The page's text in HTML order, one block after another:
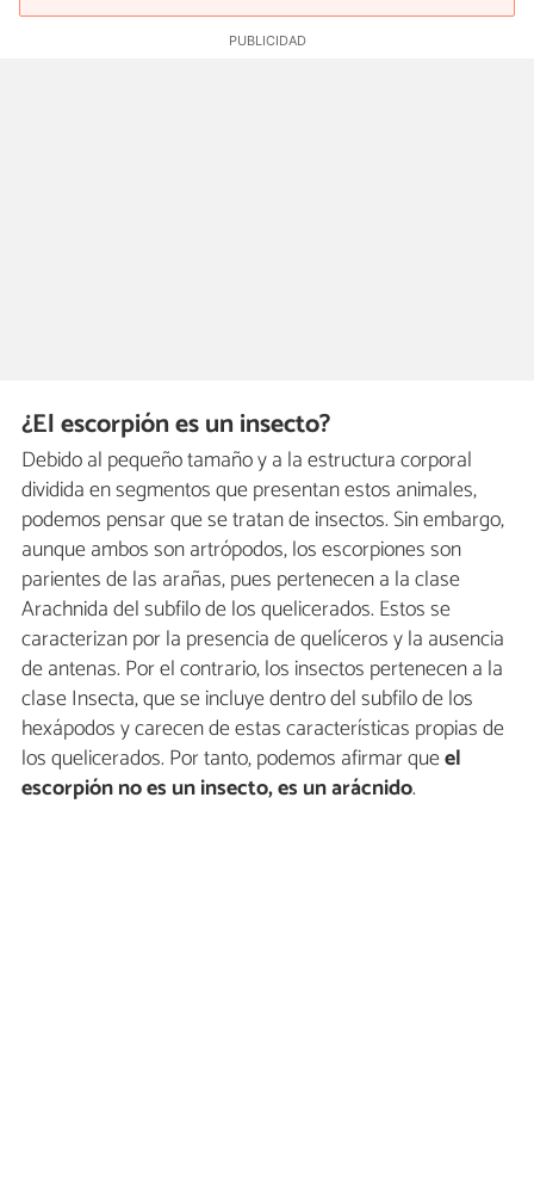
¿El escorpión es un insecto?
Debido al pequeño tamaño y a la estructura corporal
dividida en segmentos que presentan estos animales,
podemos pensar que se tratan de insectos. Sin embargo,
aunque ambos son artrópodos, los escorpiones son
parientes de las arañas, pues pertenecen a la clase
Arachnida del subfilo de los quelicerados. Estos se
caracterizan por la presencia de quelíceros y la ausencia
de antenas. Por el contrario, los insectos pertenecen a la
clase Insecta, que se incluye dentro del subfilo de los
hexápodos y carecen de estas características propias de
los quelicerados. Por tanto, podemos afirmar queel
escorpión no es un insecto, es un arácnido.